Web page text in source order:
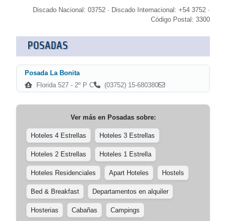
Discado Nacional: 03752 · Discado Internacional: +54 3752 ·
Código Postal: 3300
POSADAS
Posada La Bonita
Florida 527 - 2º P C
(03752) 15-680380
Ver más en Posadassobre:
Hoteles 4 Estrellas Hoteles 3 Estrellas
Hoteles 2 Estrellas Hoteles 1 Estrella
Hoteles Residenciales Apart Hoteles Hostels
Bed & Breakfast Departamentos en alquiler
Hosterias Cabañas Campings